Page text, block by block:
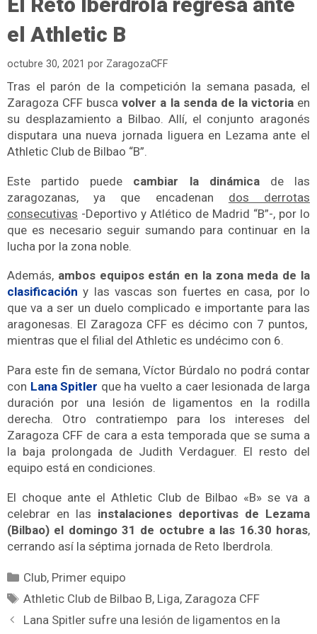
el Athletic B
octubre 30, 2021 por ZaragozaCFF
Tras el parón de la competición la semana pasada, el
Zaragoza CFF buscavolver a la senda de la victoriaen
su desplazamiento a Bilbao. Allí, el conjunto aragonés
disputara una nueva jornada liguera en Lezama ante el
Athletic Club de Bilbao “B”.
Este partido puede cambiar la dinámicade las
zaragozanas, ya que encadenan dos derrotas
consecutivas -Deportivo y Atlético de Madrid “B”-, por lo
que es necesario seguir sumando para continuar en la
lucha por la zona noble.
Además, ambos equipos están en la zona meda de la
clasificación y las vascas son fuertes en casa, por lo
que va a ser un duelo complicado e importante para las
aragonesas. El Zaragoza CFF es décimo con 7 puntos,
mientras que el filial del Athletic es undécimo con 6.
Para este fin de semana, Víctor Búrdalo no podrá contar
con Lana Spitler que ha vuelto a caer lesionada de larga
duración por una lesión de ligamentos en la rodilla
derecha. Otro contratiempo para los intereses del
Zaragoza CFF de cara a esta temporada que se suma a
la baja prolongada de Judith Verdaguer. El resto del
equipo está en condiciones.
El choque ante el Athletic Club de Bilbao «B» se va a
celebrar en las instalaciones deportivas de Lezama
(Bilbao) el domingo 31 de octubre a las 16.30 horas,
cerrando así la séptima jornada de Reto Iberdrola.
Club, Primer equipo
Athletic Club de Bilbao B, Liga, Zaragoza CFF
Lana Spitler sufre una lesión de ligamentos en la